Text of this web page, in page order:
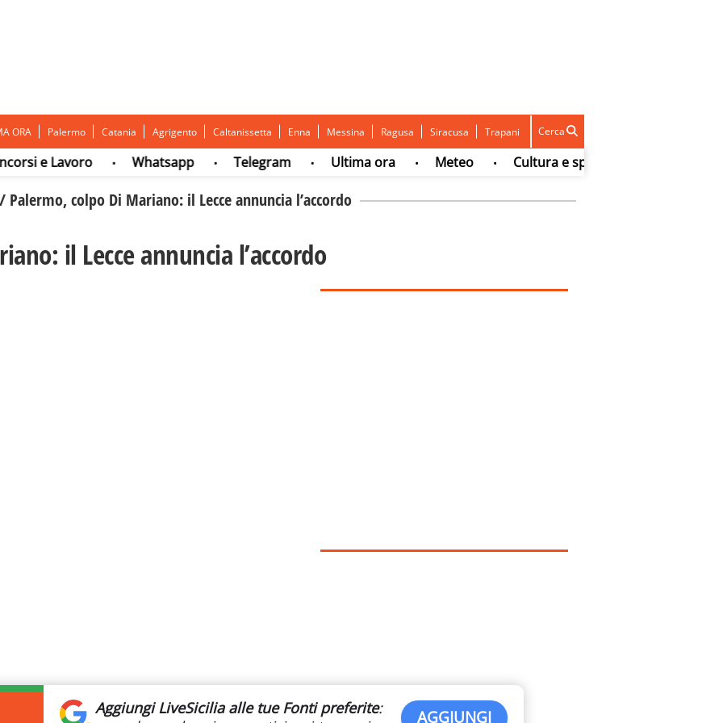
ORA Palermo Catania Agrigento Caltanissetta Enna Messina Ragusa Siracusa Trapani Cerca
e Lavoro • Whatsapp • Telegram • Ultima ora • Meteo • Cultura e spettacolo
/ Palermo, colpo Di Mariano: il Lecce annuncia l’accordo
il Lecce annuncia l’accordo
Aggiungi LiveSicilia alle tue Fonti preferite:
AGGIUNGI